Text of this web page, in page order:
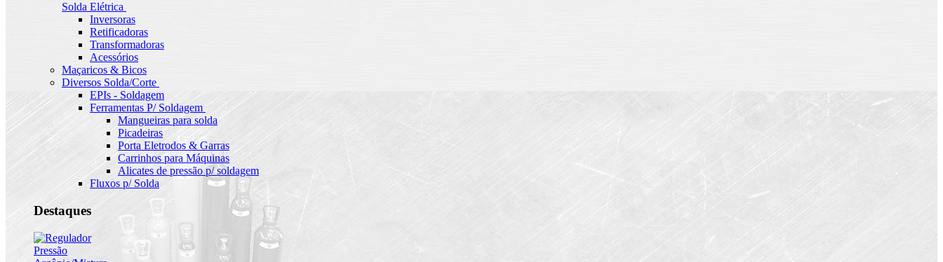
Solda Elétrica
Inversoras
Retificadoras
Transformadoras
Acessórios
Maçaricos & Bicos
Diversos Solda/Corte
EPIs - Soldagem
Ferramentas P/ Soldagem
Mangueiras para solda
Picadeiras
Porta Eletrodos & Garras
Carrinhos para Máquinas
Alicates de pressão p/ soldagem
Fluxos p/ Solda
Destaques